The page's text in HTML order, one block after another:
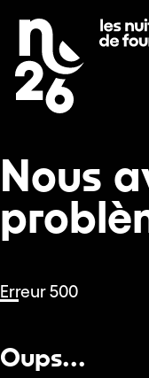
Se rendre au
Contenu principal
Pied de page
Nous
Erreur 500
Oups...